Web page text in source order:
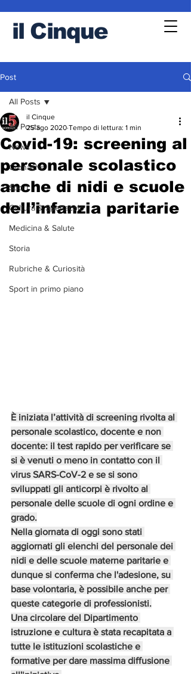
il Cinque
Post
All Posts
News
Cronache
Sport
Cultura & Spettacolo
Medicina & Salute
Storia
Rubriche & Curiosità
Sport in primo piano
All Posts
Covid-19: screening al
personale scolastico
anche di nidi e scuole
dell’infanzia paritarie
il Cinque
25 ago 2020 Tempo di lettura: 1 min
È iniziata l’attività di screening rivolta al
personale scolastico, docente e non
docente: il test rapido per verificare se
si è venuti o meno in contatto con il
virus SARS-CoV-2 e se si sono
sviluppati gli anticorpi è rivolto al
personale delle scuole di ogni ordine e
grado.
Nella giornata di oggi sono stati
aggiornati gli elenchi del personale dei
nidi e delle scuole materne paritarie e
dunque si conferma che l'adesione, su
base volontaria, è possibile anche per
queste categorie di professionisti.
Una circolare del Dipartimento
istruzione e cultura è stata recapitata a
tutte le istituzioni scolastiche e
formative per dare massima diffusione